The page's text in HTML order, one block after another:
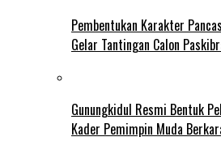
Pembentukan Karakter
Gelar Tantingan Calon
Gunungkidul Resmi Bentuk
Kader Pemimpin Muda